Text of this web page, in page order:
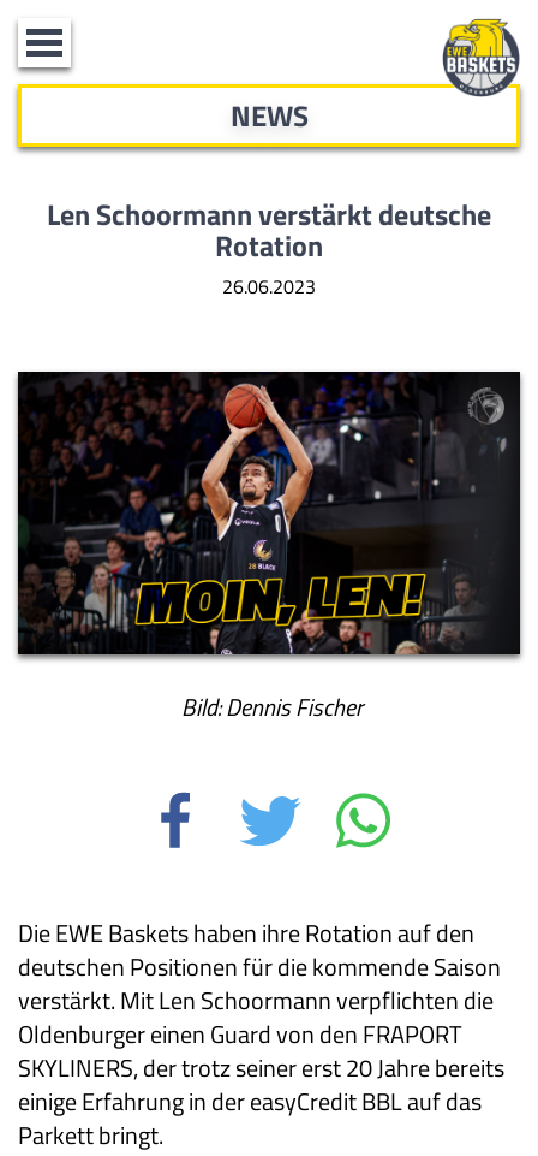
Toggle
navigation
NEWS
Len Schoormann verstärkt deutsche
Rotation
26.06.2023
Bild: Dennis Fischer
Die EWE Baskets haben ihre Rotation auf den
deutschen Positionen für die kommende Saison
verstärkt. Mit Len Schoormann verpflichten die
Oldenburger einen Guard von den FRAPORT
SKYLINERS, der trotz seiner erst 20 Jahre bereits
einige Erfahrung in der easyCredit BBL auf das
Parkett bringt.